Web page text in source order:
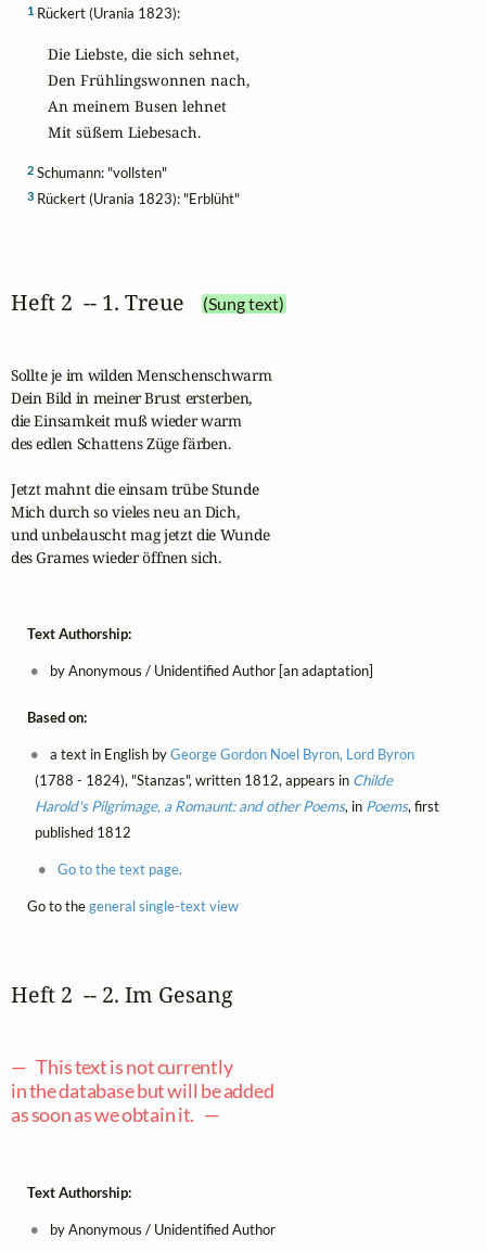
1Rückert (Urania 1823):
Die Liebste, die sich sehnet,
Den Frühlingswonnen nach,
An meinem Busen lehnet
Mit süßem Liebesach.
2Schumann: "vollsten"
3Rückert (Urania 1823): "Erblüht"
Heft 2  -- 1. Treue (Sung text)
Sollte je im wilden Menschenschwarm
Dein Bild in meiner Brust ersterben,
die Einsamkeit muß wieder warm
des edlen Schattens Züge färben.
Jetzt mahnt die einsam trübe Stunde
Mich durch so vieles neu an Dich,
und unbelauscht mag jetzt die Wunde
des Grames wieder öffnen sich.
Text Authorship:
by Anonymous / Unidentified Author [an adaptation]
Based on:
a text in English byGeorge Gordon Noel Byron, Lord Byron
(1788 - 1824), "Stanzas", written 1812, appears in Childe
Harold's Pilgrimage, a Romaunt: and other Poems, in Poems, first
published 1812
Go to the text page.
Go to thegeneral single-text view
Heft 2  -- 2. Im Gesang
— This text is not currently
in the database but will be added
as soon as we obtain it. —
Text Authorship:
by Anonymous / Unidentified Author